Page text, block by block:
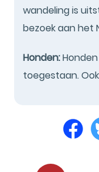
wandeling is
bezoek aan het
Honden:
toegestaan.